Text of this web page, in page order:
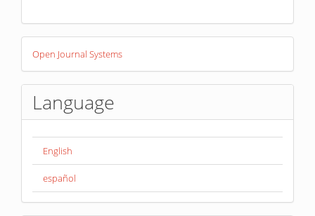
Developed
ByOpen Journal Systems
Language
English
español